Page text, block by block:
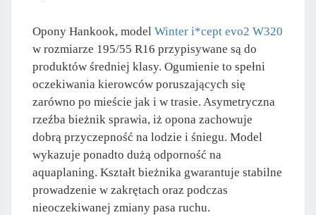
Opony Hankook, model Winter i*cept evo2 W320
w rozmiarze 195/55 R16 przypisywane są do
produktów średniej klasy. Ogumienie to spełni
oczekiwania kierowców poruszających się
zarówno po mieście jak i w trasie. Asymetryczna
rzeźba bieżnik sprawia, iż opona zachowuje
dobrą przyczepność na lodzie i śniegu. Model
wykazuje ponadto dużą odporność na
aquaplaning. Kształt bieżnika gwarantuje stabilne
prowadzenie w zakrętach oraz podczas
nieoczekiwanej zmiany pasa ruchu.